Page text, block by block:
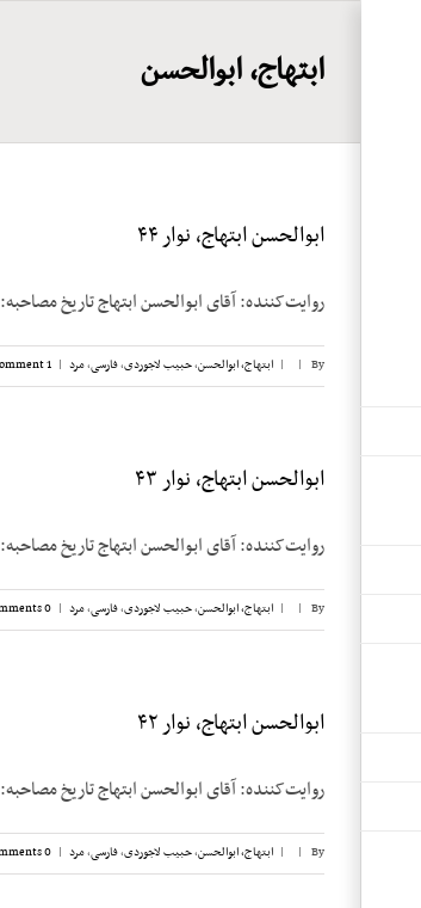
ابتهاج، ابوالحسن
ابوالحسن ابتهاج، نوار ۴۴
روایت‌کننده: آقای ابوالحسن ابتهاج تاریخ مصاحبه: ۳۰ اگوست ۱۹۸۲ محل‌مصاحبه: شهر کان، فرانسه [...]
By
|
| ابتهاج، ابوالحسن,حبیب لاجوردی,فارسی,مرد |
1 Comment
ابوالحسن ابتهاج، نوار ۴۳
روایت‌کننده: آقای ابوالحسن ابتهاج تاریخ مصاحبه: ۳۰ اگوست ۱۹۸۲ محل‌مصاحبه: شهر کان، فرانسه [...]
By
|
| ابتهاج، ابوالحسن,حبیب لاجوردی,فارسی,مرد |
0 Comments
ابوالحسن ابتهاج، نوار ۴۲
روایت‌کننده: آقای ابوالحسن ابتهاج تاریخ مصاحبه: ۲۹ اگوست ۱۹۸۲ محل‌مصاحبه: شهر کان، فرانسه [...]
By
|
| ابتهاج، ابوالحسن,حبیب لاجوردی,فارسی,مرد |
0 Comments